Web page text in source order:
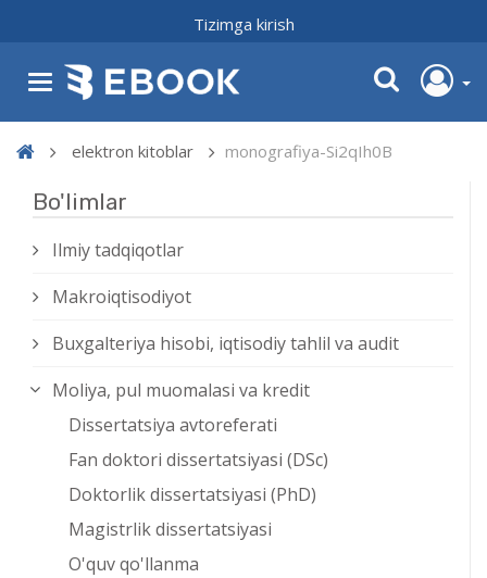
Tizimga kirish
elektron kitoblar monografiya-Si2qIh0B
Bo'limlar
Ilmiy tadqiqotlar
Makroiqtisodiyot
Buxgalteriya hisobi, iqtisodiy tahlil va audit
Moliya, pul muomalasi va kredit
Dissertatsiya avtoreferati
Fan doktori dissertatsiyasi (DSc)
Doktorlik dissertatsiyasi (PhD)
Magistrlik dissertatsiyasi
O'quv qo'llanma